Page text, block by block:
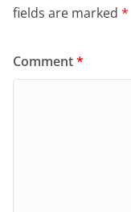
fields are marked *
Comment*